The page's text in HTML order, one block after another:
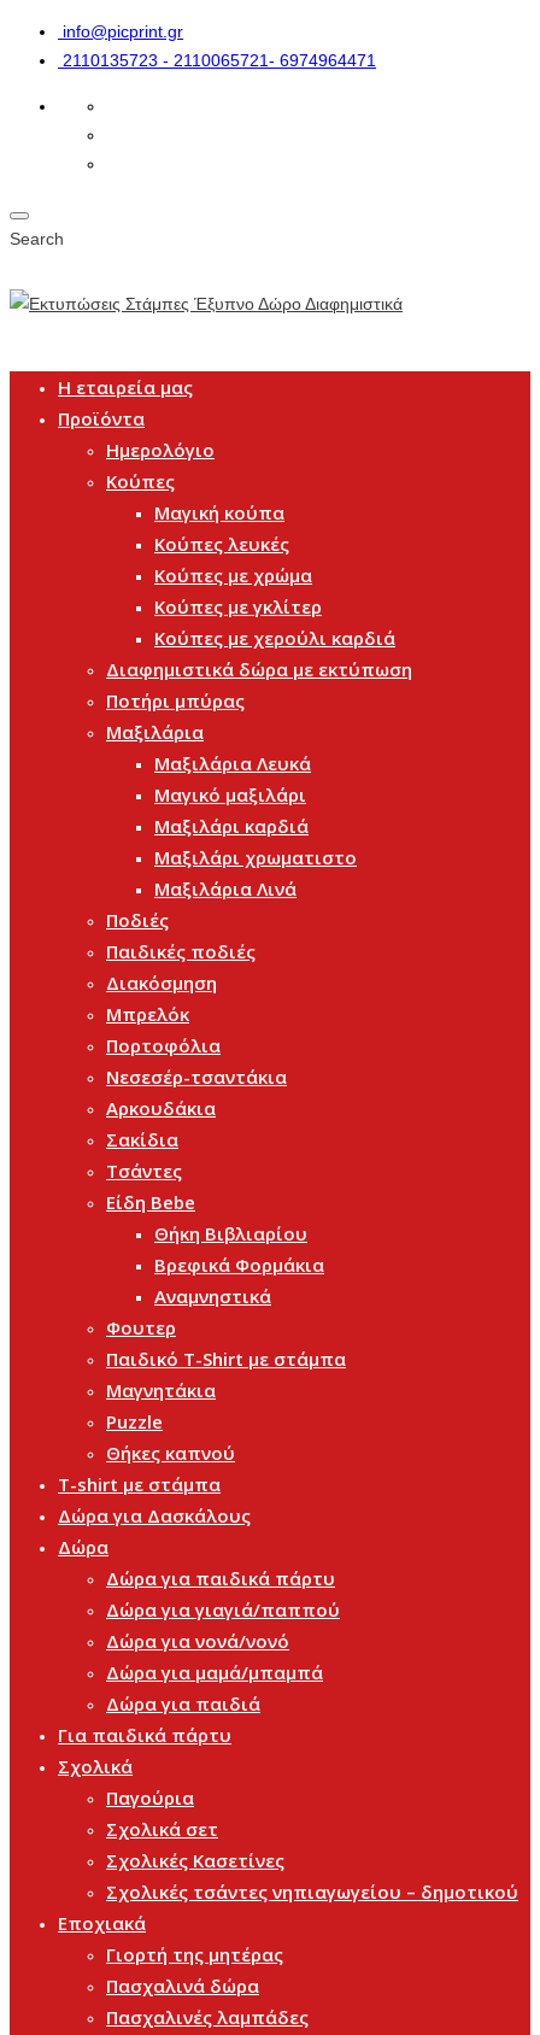
info@picprint.gr
2110135723 - 2110065721- 6974964471
Search
Η εταιρεία μας
Προϊόντα
Ημερολόγιο
Κούπες
Μαγική κούπα
Κούπες λευκές
Κούπες με χρώμα
Κούπες με γκλίτερ
Κούπες με χερούλι καρδιά
Διαφημιστικά δώρα με εκτύπωση
Ποτήρι μπύρας
Μαξιλάρια
Μαξιλάρια Λευκά
Μαγικό μαξιλάρι
Μαξιλάρι καρδιά
Μαξιλάρι χρωματιστο
Μαξιλάρια Λινά
Ποδιές
Παιδικές ποδιές
Διακόσμηση
Μπρελόκ
Πορτοφόλια
Νεσεσέρ-τσαντάκια
Αρκουδάκια
Σακίδια
Τσάντες
Είδη Bebe
Θήκη Βιβλιαρίου
Βρεφικά Φορμάκια
Αναμνηστικά
Φουτερ
Παιδικό T-Shirt με στάμπα
Μαγνητάκια
Puzzle
Θήκες καπνού
T-shirt με στάμπα
Δώρα για Δασκάλους
Δώρα
Δώρα για παιδικά πάρτυ
Δώρα για γιαγιά/παππού
Δώρα για νονά/νονό
Δώρα για μαμά/μπαμπά
Δώρα για παιδιά
Για παιδικά πάρτυ
Σχολικά
Παγούρια
Σχολικά σετ
Σχολικές Κασετίνες
Σχολικές τσάντες νηπιαγωγείου – δημοτικού
Εποχιακά
Γιορτή της μητέρας
Πασχαλινά δώρα
Πασχαλινές λαμπάδες